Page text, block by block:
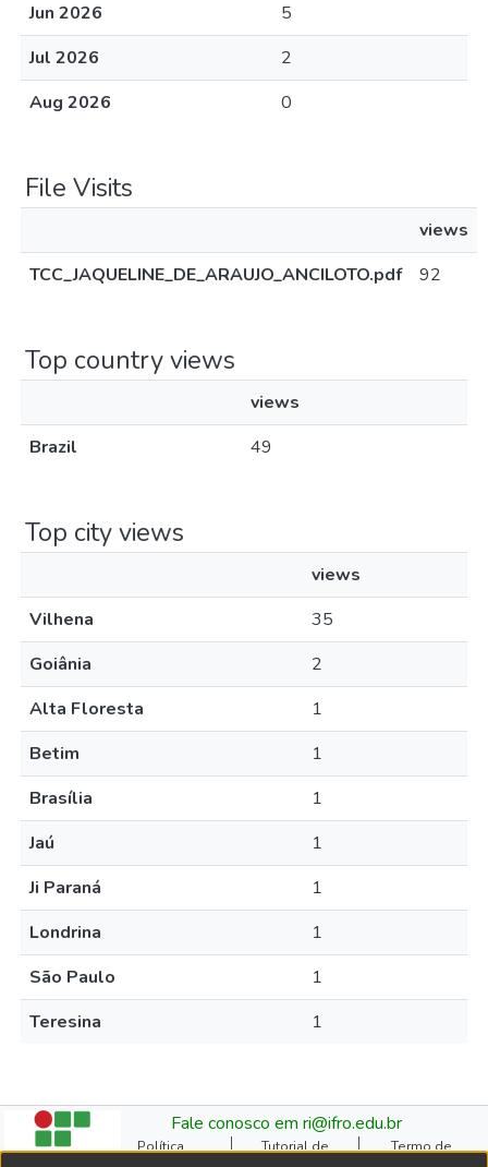
Jun 2026
5
Jul 2026
2
Aug 2026
0
File Visits
views
TCC_JAQUELINE_DE_ARAUJO_ANCILOTO.pdf
92
Top country views
views
Brazil
49
Top city views
views
Vilhena
35
Goiânia
2
Alta Floresta
1
Betim
1
Brasília
1
Jaú
1
Ji Paraná
1
Londrina
1
São Paulo
1
Teresina
1
Fale conosco em ri@ifro.edu.br
Política
Tutorial de
Termo de